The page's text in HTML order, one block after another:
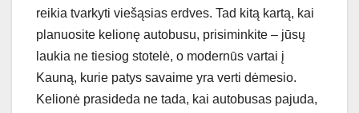
reikia tvarkyti viešąsias erdves. Tad kitą kartą, kai
planuosite kelionę autobusu, prisiminkite – jūsų
laukia ne tiesiog stotelė, o modernūs vartai į
Kauną, kurie patys savaime yra verti dėmesio.
Kelionė prasideda ne tada, kai autobusas pajuda,